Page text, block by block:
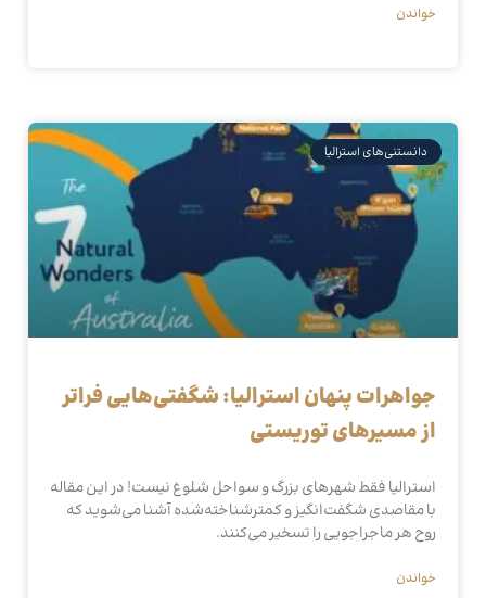
خواندن
دانستنی‌های استرالیا
جواهرات پنهان استرالیا: شگفتی‌هایی فراتر
از مسیرهای توریستی
استرالیا فقط شهرهای بزرگ و سواحل شلوغ نیست! در این مقاله
با مقاصدی شگفت‌انگیز و کمترشناخته‌شده آشنا می‌شوید که
روح هر ماجراجویی را تسخیر می‌کنند.
خواندن